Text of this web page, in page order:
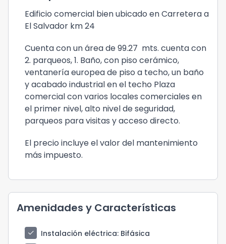
Edificio comercial bien ubicado en Carretera a
El Salvador km 24
Cuenta con un área de 99.27 mts. cuenta con
2. parqueos, 1. Baño, con piso cerámico,
ventanería europea de piso a techo, un baño
y acabado industrial en el techo Plaza
comercial con varios locales comerciales en
el primer nivel, alto nivel de seguridad,
parqueos para visitas y acceso directo.
El precio incluye el valor del mantenimiento
más impuesto.
Amenidades y Características
check Instalación eléctrica: Bifásica